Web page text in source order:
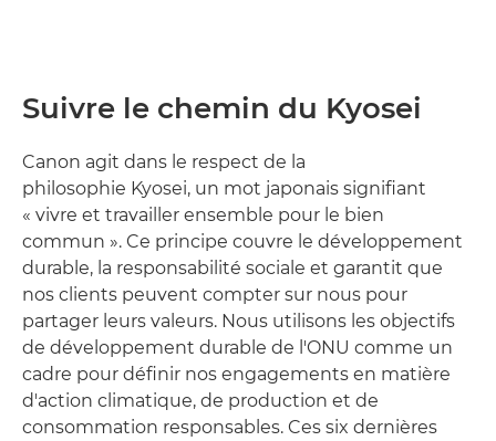
Suivre le chemin du Kyosei
Canon agit dans le respect de la
philosophie Kyosei, un mot japonais signifiant
« vivre et travailler ensemble pour le bien
commun ». Ce principe couvre le développement
durable, la responsabilité sociale et garantit que
nos clients peuvent compter sur nous pour
partager leurs valeurs. Nous utilisons les objectifs
de développement durable de l'ONU comme un
cadre pour définir nos engagements en matière
d'action climatique, de production et de
consommation responsables. Ces six dernières